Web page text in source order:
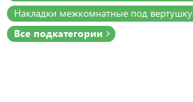
Накладки межкомнатные под вертушку
Все подкатегории